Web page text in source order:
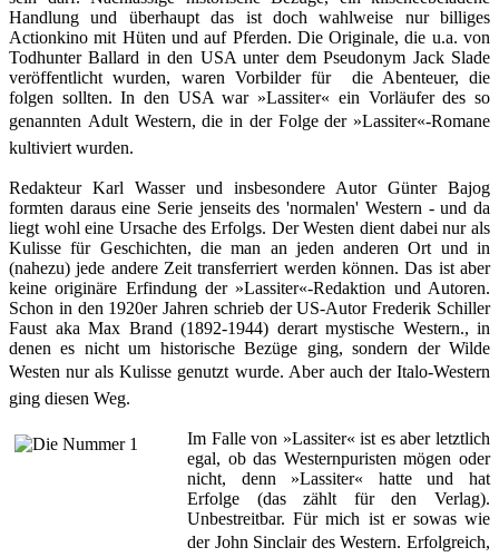
Handlung und überhaupt das ist doch wahlweise nur billiges
Actionkino mit Hüten und auf Pferden. Die Originale, die u.a. von
Todhunter Ballard in den USA unter dem Pseudonym Jack Slade
veröffentlicht wurden, waren Vorbilder für die Abenteuer, die
folgen sollten. In den USA war »Lassiter« ein Vorläufer des so
genannten Adult Western, die in der Folge der »Lassiter«-Romane
kultiviert wurden.
Redakteur Karl Wasser und insbesondere Autor Günter Bajog
formten daraus eine Serie jenseits des 'normalen' Western - und da
liegt wohl eine Ursache des Erfolgs. Der Westen dient dabei nur als
Kulisse für Geschichten, die man an jeden anderen Ort und in
(nahezu) jede andere Zeit transferriert werden können. Das ist aber
keine originäre Erfindung der »Lassiter«-Redaktion und Autoren.
Schon in den 1920er Jahren schrieb der US-Autor Frederik Schiller
Faust aka Max Brand (1892-1944) derart mystische Western., in
denen es nicht um historische Bezüge ging, sondern der Wilde
Westen nur als Kulisse genutzt wurde. Aber auch der Italo-Western
ging diesen Weg.
Im Falle von »Lassiter« ist es aber letztlich
egal, ob das Westernpuristen mögen oder
nicht, denn »Lassiter« hatte und hat
Erfolge (das zählt für den Verlag).
Unbestreitbar. Für mich ist er sowas wie
der John Sinclair des Western. Erfolgreich,